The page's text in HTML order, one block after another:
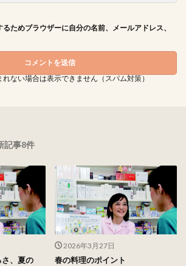
ためブラウザーに自分の名前、メールアドレス、
ない場合は表示できません（スパム対策）
記事8件
さ、夏の
2026年3月27日
春の料理のポイント